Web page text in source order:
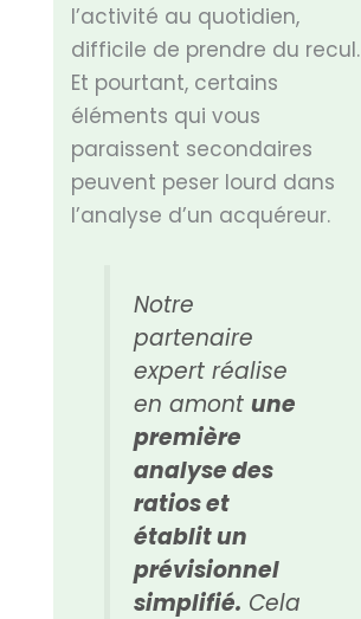
l’activité au quotidien,
difficile de prendre du recul.
Et pourtant, certains
éléments qui vous
paraissent secondaires
peuvent peser lourd dans
l’analyse d’un acquéreur.
Notre
partenaire
expert réalise
en amontune
première
analyse des
ratios et
établit un
prévisionnel
simplifié. Cela